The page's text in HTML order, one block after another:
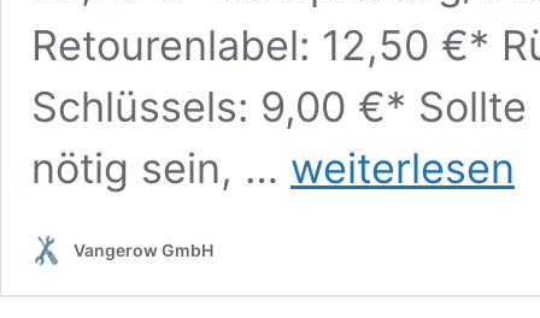
Retourenlabel: 12,50 €*
Schlüssels: 9,00 €*
nötig sein, …
Autoschlüssel
Reparatur
weiterlesen
Vangerow GmbH